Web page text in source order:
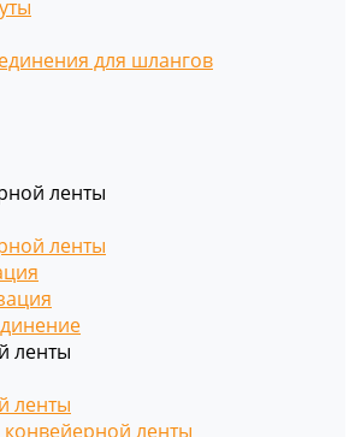
для шлангов
ленты
ленты
ленты
ленты
ленты